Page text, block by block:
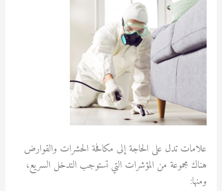
علامات تدل على الحاجة إلى مكافحة الحشرات والقوارض
هناك مجموعة من المؤشرات التي تستوجب التدخل السريع،
ومنها: